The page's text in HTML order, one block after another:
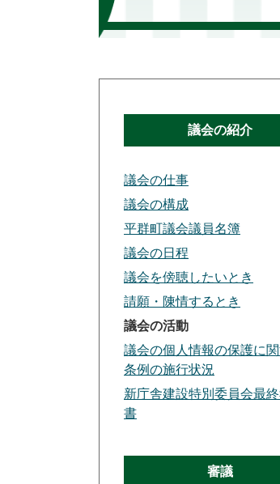
議会の紹介
議会の仕事
議会の構成
平群町議会議員名簿
議会の日程
議会を傍聴したいとき
請願・陳情するとき
議会の活動
議会の個人情報の保護に
条例の施行状況
新庁舎建設特別委員会最
書
審議